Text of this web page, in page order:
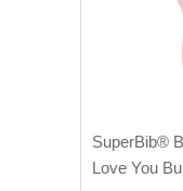
SuperBib®
Love You